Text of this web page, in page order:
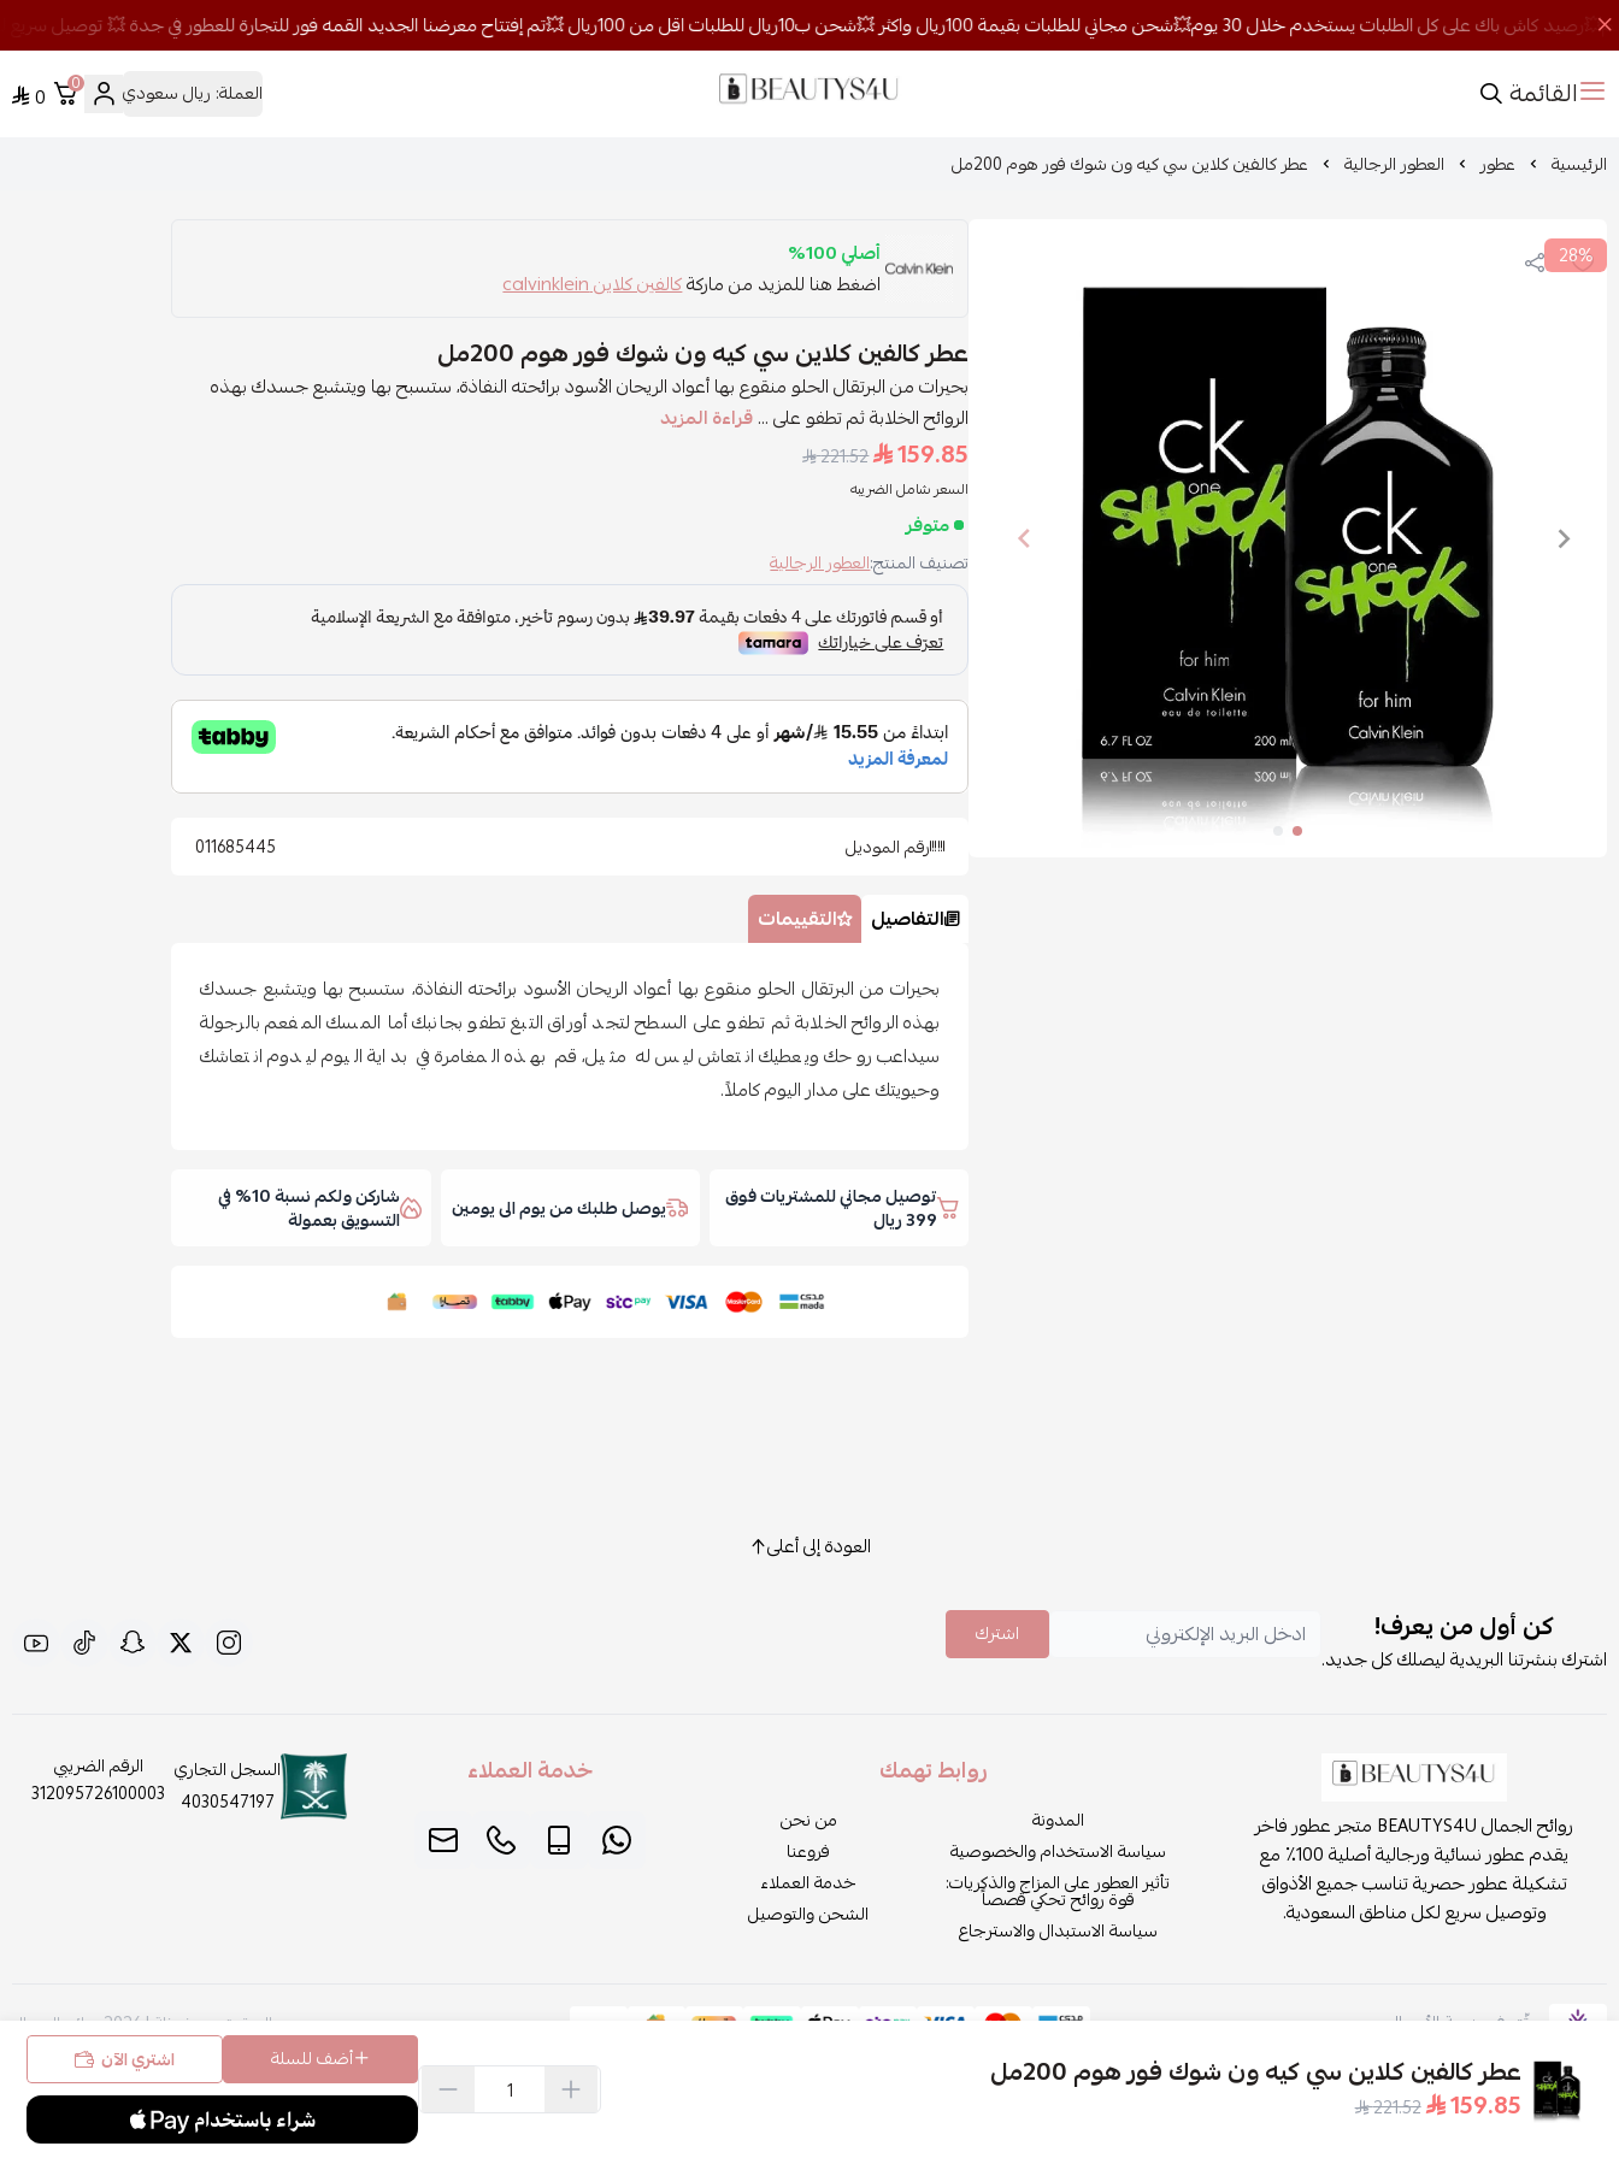
القائمة روائح الجمال العملة: ريال سعودي 0
0
الرئيسية عطور العطور الرجالية عطر كالفين كلاين سي كيه ون شوك فور هوم 200مل
28%
أصلي 100%
اضغط هنا للمزيد من ماركةكالفين كلاين calvinklein
عطر كالفين كلاين سي كيه ون شوك فور هوم 200مل
بحيرات من البرتقال الحلو منقوع بها أعواد الريحان الأسود برائحته النفاذة، ستسبح بها ويتشبع جسدك بهذه
الروائح الخلابة ثم تطفو على ...قراءة المزيد
159.85
221.52
السعر شامل الضريبه
متوفر
تصنيف المنتج:العطور الرجالية
رقم الموديل 011685445
عطر كالفين كلاين سي كيه ون شوك فور هوم 200مل
159.85
221.52
أضف للسلة اشتري الآن
التفاصيل التقييمات
بحيرات من البرتقال الحلو منقوع بها أعواد الريحان الأسود برائحته النفاذة، ستسبح بها ويتشبع جسدك
بهذه الروائح الخلابة ثم تطفو على السطح لتجد أوراق التبغ تطفو بجانبك أما المسك المفعم بالرجولة
سيداعب روحك ويعطيك انتعاش ليس له مثيل، قم بهذه المغامرة في بداية اليوم ليدوم انتعاشك
وحيويتك على مدار اليوم كاملاً.
توصيل مجاني للمشتريات فوق
399 ريال يوصل طلبك من يوم الى يومين شاركن ولكم نسبة 10% في
التسويق بعمولة
العودة إلى أعلى
كن أول من يعرف!
اشترك بنشرتنا البريدية ليصلك كل جديد.
اشترك
روائح الجمال BEAUTYS4U متجر عطور فاخر
يقدم عطور نسائية ورجالية أصلية 100٪ مع
تشكيلة عطور حصرية تناسب جميع الأذواق
وتوصيل سريع لكل مناطق السعودية.
روابط تهمك
المدونة
سياسة الاستخدام والخصوصية
تأثير العطور على المزاج والذكريات:
قوة روائح تحكي قصصاً
سياسة الاستبدال والاسترجاع
من نحن
فروعنا
خدمة العملاء
الشحن والتوصيل
خدمة العملاء
السجل التجاري
4030547197
الرقم الضريبي
312095726100003
موثّق في منصة الأعمال الحقوق محفوظة | 2026 روائح الجمال